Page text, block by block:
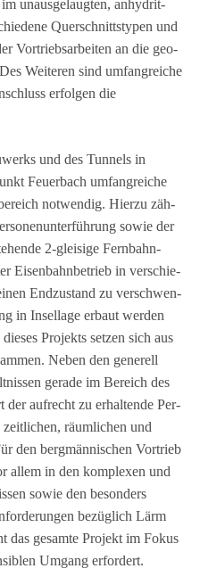
unaus­ge­laug­ten, anhy­drit­
Quer­schnitts­ty­pen und
Vor­triebs­ar­bei­ten an die geo­
Wei­te­ren sind umfang­rei­che
erfol­gen die
und des Tun­nels in
Feu­er­bach umfang­rei­che
not­wen­dig. Hierzu zäh­
sowie der
2‑gleisige Fern­bahn­
Eisen­bahn­be­trieb in ver­schie­
End­zu­stand zu ver­schwen­
in Insel­lage erbaut wer­den
Pro­jekts set­zen sich aus
Neben den gene­rell
gerade im Bereich des
der auf­recht zu erhal­tende Per­
räum­li­chen und
den berg­män­ni­schen Vor­trieb
allem in den kom­ple­xen und
sowie den beson­ders
bezüg­lich Lärm
das gesamte Pro­jekt im Fokus
Umgang erfordert.